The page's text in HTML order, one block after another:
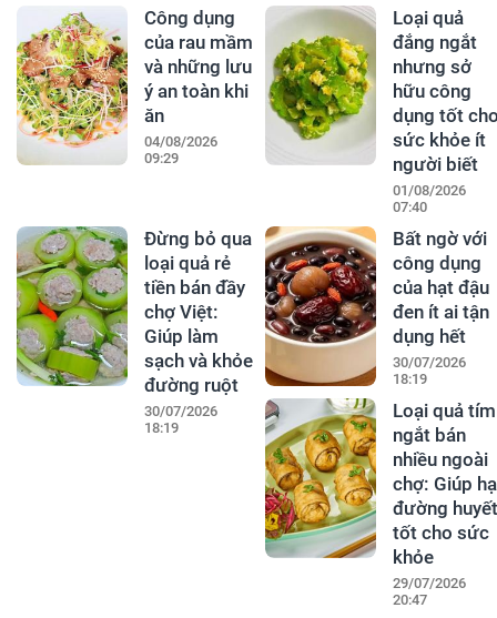
Công dụng
của rau mầm
và những lưu
ý an toàn khi
ăn
04/08/2026
09:29
Loại quả
đắng ngắt
nhưng sở
hữu công
dụng tốt
sức khỏe ít
người biết
01/08/2026
07:40
Đừng bỏ qua
loại quả rẻ
tiền bán đầy
chợ Việt:
Giúp làm
sạch và khỏe
đường ruột
30/07/2026
18:19
Bất ngờ với
công dụng
của hạt đậu
đen ít ai tận
dụng hết
30/07/2026
18:19
Loại quả tím
ngắt bán
nhiều ngoài
chợ: Giúp hạ
đường
tốt cho sức
khỏe
29/07/2026
20:47